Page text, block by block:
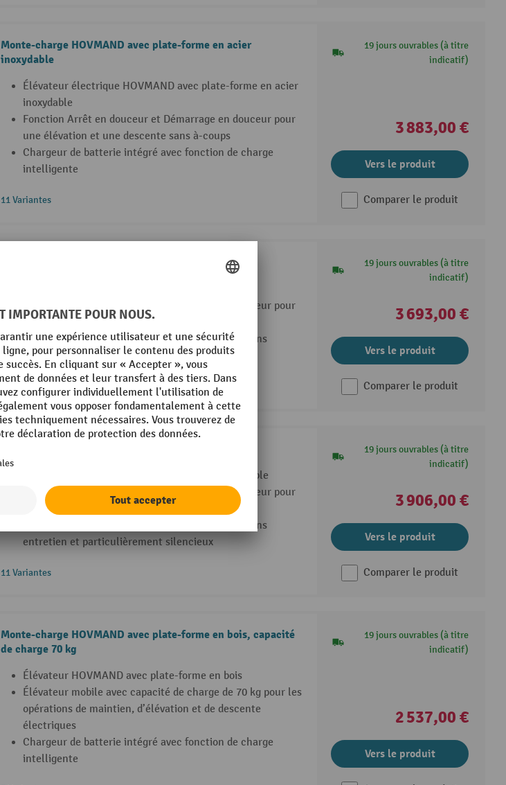
Monte-charge HOVMAND avec plate-forme en acier
inoxydable
Élévateur électrique HOVMAND avec plate-forme en acier
inoxydable
Fonction Arrêt en douceur et Démarrage en douceur pour
une élévation et une descente sans à-coups
Chargeur de batterie intégré avec fonction de charge
intelligente
11 Variantes
19 jours ouvrables (à titre
indicatif)
3 883,00 €
Vers le produit
Comparer le produit
Fonction Arrêt en douceur et Démarrage en douceur pour
une élévation et une descente sans à-coups
Mécanisme d’entraînement à courroie crantée sans
entretien et particulièrement silencieux
11 Variantes
19 jours ouvrables (à titre
indicatif)
3 693,00 €
Vers le produit
Comparer le produit
Élévateur électrique HOVMAND avec broche double
Fonction Arrêt en douceur et Démarrage en douceur pour
une élévation et une descente sans à-coups
Mécanisme d’entraînement à courroie crantée sans
entretien et particulièrement silencieux
11 Variantes
19 jours ouvrables (à titre
indicatif)
3 906,00 €
Vers le produit
Comparer le produit
Monte-charge HOVMAND avec plate-forme en bois, capacité
de charge 70 kg
Élévateur HOVMAND avec plate-forme en bois
Élévateur mobile avec capacité de charge de 70 kg pour les
opérations de maintien, d’élévation et de descente
électriques
Chargeur de batterie intégré avec fonction de charge
intelligente
19 jours ouvrables (à titre
indicatif)
2 537,00 €
Vers le produit